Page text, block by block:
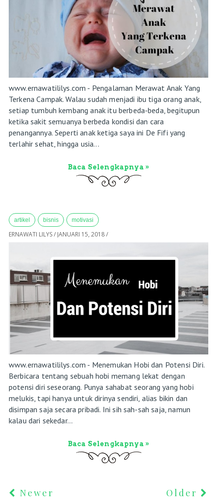
www.ernawatililys.com - Pengalaman Merawat Anak Yang
Terkena Campak. Walau sudah menjadi ibu tiga orang anak,
setiap tumbuh kembang anak itu berbeda-beda, begitupun
ketika sakit semuanya berbeda kondisi dan cara
penangannya. Seperti anak ketiga saya ini De Fifi yang
terlahir sehat, hingga usia...
Baca Selengkapnya »
artikel bisnis motivasi
ERNAWATI LILYS/ JANUARI 15, 2018/
www.ernawatililys.com - Menemukan Hobi dan Potensi Diri.
Berbicara tentang sebuah hobi memang lekat dengan
potensi diri seseorang. Punya sahabat seorang yang hobi
melukis, tapi hanya untuk dirinya sendiri, alias bikin dan
disimpan saja secara pribadi. Ini sih sah-sah saja, namun
kalau dari sekedar...
Baca Selengkapnya »
Newer Older